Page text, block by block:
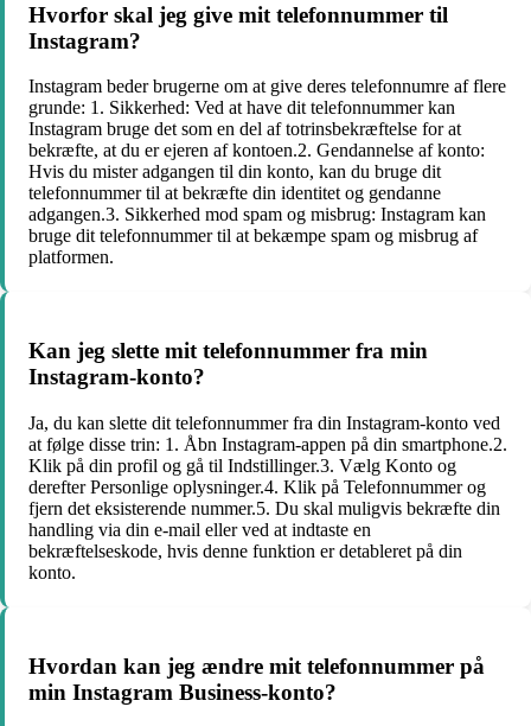
Hvorfor skal jeg give mit telefonnummer til
Instagram?
Instagram beder brugerne om at give deres telefonnumre af flere
grunde: 1. Sikkerhed: Ved at have dit telefonnummer kan
Instagram bruge det som en del af totrinsbekræftelse for at
bekræfte, at du er ejeren af kontoen.2. Gendannelse af konto:
Hvis du mister adgangen til din konto, kan du bruge dit
telefonnummer til at bekræfte din identitet og gendanne
adgangen.3. Sikkerhed mod spam og misbrug: Instagram kan
bruge dit telefonnummer til at bekæmpe spam og misbrug af
platformen.
Kan jeg slette mit telefonnummer fra min
Instagram-konto?
Ja, du kan slette dit telefonnummer fra din Instagram-konto ved
at følge disse trin: 1. Åbn Instagram-appen på din smartphone.2.
Klik på din profil og gå til Indstillinger.3. Vælg Konto og
derefter Personlige oplysninger.4. Klik på Telefonnummer og
fjern det eksisterende nummer.5. Du skal muligvis bekræfte din
handling via din e-mail eller ved at indtaste en
bekræftelseskode, hvis denne funktion er detableret på din
konto.
Hvordan kan jeg ændre mit telefonnummer på
min Instagram Business-konto?